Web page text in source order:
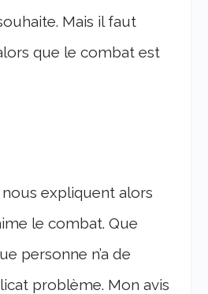
Mais il faut
que le combat est
expliquent alors
le combat. Que
personne n’a de
problème. Mon avis